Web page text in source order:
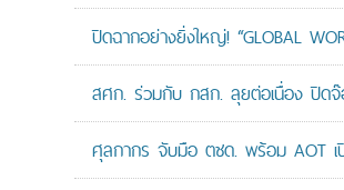
ปิดฉากอย่างยิ่งใหญ่! “GLOBAL
สศก. ร่วมกับ กสก. ลุยต่อเนื่อง ปิด
ศุลกากร จับมือ ตชด. พร้อม AOT เ